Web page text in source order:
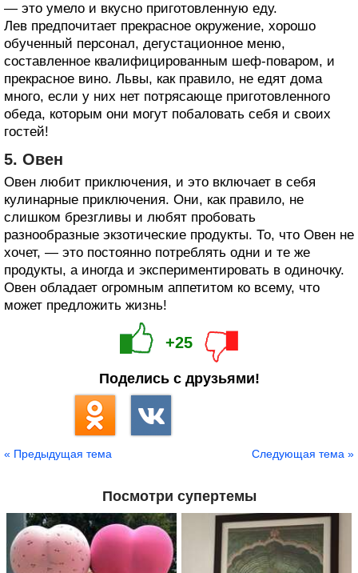
— это умело и вкусно приготовленную еду.
Лев предпочитает прекрасное окружение, хорошо
обученный персонал, дегустационное меню,
составленное квалифицированным шеф-поваром, и
прекрасное вино. Львы, как правило, не едят дома
много, если у них нет потрясающе приготовленного
обеда, которым они могут побаловать себя и своих
гостей!
5. Овен
Овен любит приключения, и это включает в себя
кулинарные приключения. Они, как правило, не
слишком брезгливы и любят пробовать
разнообразные экзотические продукты. То, что Овен не
хочет, — это постоянно потреблять одни и те же
продукты, а иногда и экспериментировать в одиночку.
Овен обладает огромным аппетитом ко всему, что
может предложить жизнь!
+25
Поделись с друзьями!
« Предыдущая тема Следующая тема »
Посмотри супертемы